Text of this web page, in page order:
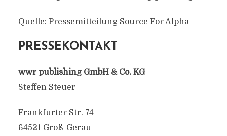
Quelle: Pressemitteilung Source For Alpha
PRESSEKONTAKT
wwr publishing GmbH & Co. KG
Steffen Steuer
Frankfurter Str. 74
64521 Groß-Gerau